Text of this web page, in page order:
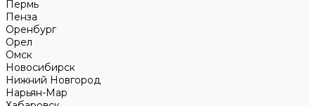
Пермь
Пенза
Оренбург
Орел
Омск
Новосибирск
Нижний Новгород
Нарьян-Мар